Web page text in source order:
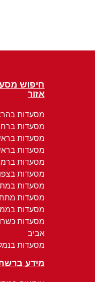
חיפוש
אזור
מסעדות
מסעדות
מסעדות
מסעדות
מסעדות
מסעדות
מסעדות
מסעדות
מסעדות
מסעדות
אביב
מסעדות בנמל
מידע